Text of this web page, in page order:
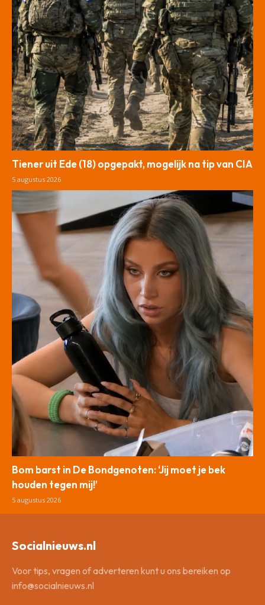
Tiener uit Ede (18) opgepakt, mogelijk na tip van CIA
5 augustus 2026
Bom barst in De Bondgenoten: ‘Jij moet je bek
houden tegen mij!’
5 augustus 2026
Socialnieuws.nl
Voor tips, vragen of adverteren kunt u ons bereiken op
info@socialnieuws.nl